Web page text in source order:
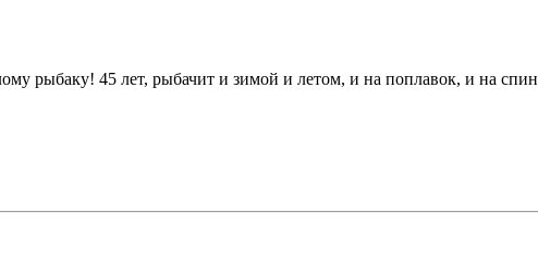
рыбаку! 45 лет, рыбачит и зимой и летом, и на поплавок, и на